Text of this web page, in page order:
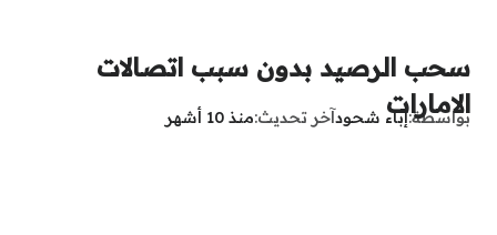
سحب الرصيد بدون سبب اتصالات
الامارات
بواسطةإباء شحودآخر تحديث منذ 10 أشهر